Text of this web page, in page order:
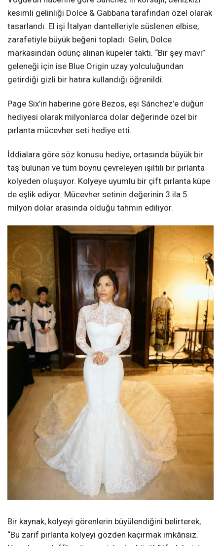
kesimli gelinliği Dolce & Gabbana tarafından özel olarak
tasarlandı. El işi İtalyan dantelleriyle süslenen elbise,
zarafetiyle büyük beğeni topladı. Gelin, Dolce
markasından ödünç alınan küpeler taktı. “Bir şey mavi”
geleneği için ise Blue Origin uzay yolculuğundan
getirdiği gizli bir hatıra kullandığı öğrenildi.
Page Six’in haberine göre Bezos, eşi Sánchez’e düğün
hediyesi olarak milyonlarca dolar değerinde özel bir
pırlanta mücevher seti hediye etti.
İddialara göre söz konusu hediye, ortasında büyük bir
taş bulunan ve tüm boynu çevreleyen ışıltılı bir pırlanta
kolyeden oluşuyor. Kolyeye uyumlu bir çift pırlanta küpe
de eşlik ediyor. Mücevher setinin değerinin 3 ila 5
milyon dolar arasında olduğu tahmin ediliyor.
Bir kaynak, kolyeyi görenlerin büyülendiğini belirterek,
“Bu zarif pırlanta kolyeyi gözden kaçırmak imkânsız.